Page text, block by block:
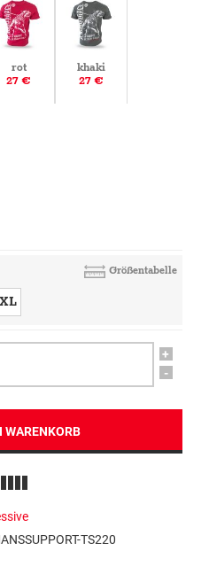
rot
27 €
khaki
27 €
Größentabelle
+
-
WARENKORB
TS220